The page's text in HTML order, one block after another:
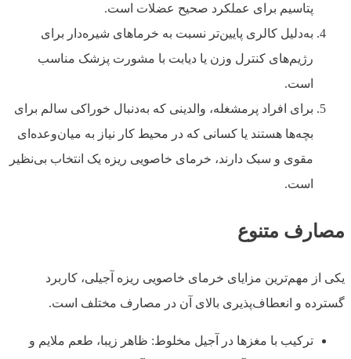
پتاسیم برای عملکرد صحیح عضلات است.
به‌دلیل کالری پایین‌تر نسبت به خرماهای شیره‌دار برای
رژیم‌های کنترل وزن یا دیابت با مشورت پزشک مناسب
است.
برای افراد پرمشغله، والدینی که به‌دنبال خوراکی سالم برای
بچه‌ها هستند یا کسانی که در محیط کار نیاز به میان‌وعده‌ای
مقوی و سبک دارند، خرمای خاصویی ریزه یک انتخاب بی‌نظیر
است.
مصارف متنوع
یکی از مهم‌ترین مزایای خرمای خاصویی ریزه آجیلی، کاربرد
گسترده و انعطاف‌پذیری بالای آن در مصارف مختلف است.
ترکیب با مغزها در آجیل مخلوط: ظاهر زیبا، طعم ملایم و